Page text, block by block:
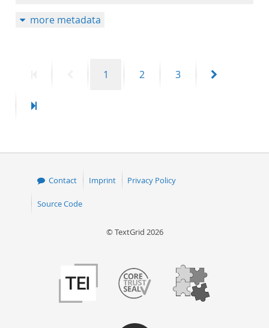
more metadata
PreviousPage
1 Page
2 Page
3
Next
Last
Contact Imprint Privacy Policy
Source Code
© TextGrid 2026